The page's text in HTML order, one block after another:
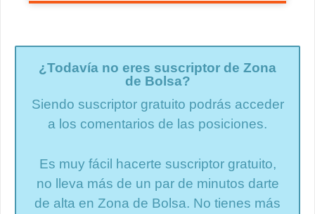
¿Todavía no eres suscriptor de Zona
de Bolsa?
Siendo suscriptor gratuito podrás acceder
a los comentarios de las posiciones.
Es muy fácil hacerte suscriptor gratuito,
no lleva más de un par de minutos darte
de alta en Zona de Bolsa. No tienes más